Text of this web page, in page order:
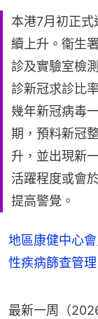
本港7月初正
續上升。衞生
診及實驗室檢
診新冠求診比
幾年新冠病毒
期，預料新冠
升，並出現新
活躍程度或會
提高警覺。
地區康健中心
性疾病篩查管理
最新一周（